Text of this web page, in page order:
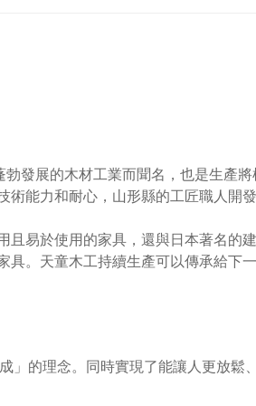
發展的木材工業而聞名，也是生產將
能力和耐心，山形縣的工匠職人開
易於使用的家具，還與日本著名的
。天童木工持續生產可以傳承給下
」的理念。同時實現了能讓人更放鬆